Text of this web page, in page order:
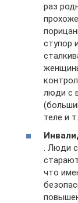
раз
ступор
люди с
теле и
. Люди
что